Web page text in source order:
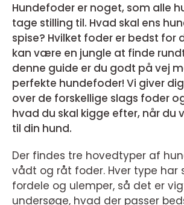
Hundefoder er noget, som alle
tage stilling til. Hvad skal ens
spise? Hvilket foder er bedst for
kan være en jungle at finde
denne guide er du godt på vej
perfekte hundefoder! Vi giver
over de forskellige slags foder
hvad du skal kigge efter, når
til din hund.
Der findes tre hovedtyper af
vådt og råt foder. Hver type har
fordele og ulemper, så det er
undersøge, hvad der passer